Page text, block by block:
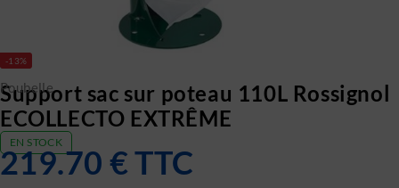
-13%
Poubelle
Support sac sur poteau 110L Rossignol
ECOLLECTO EXTRÊME
EN STOCK
219.70 €TTC